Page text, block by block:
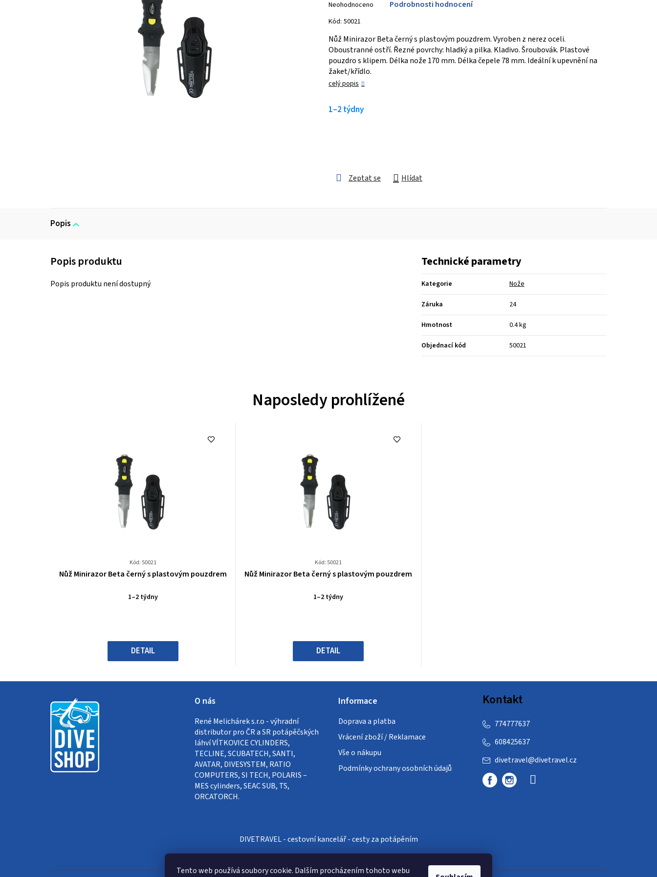
Tento web používá soubory cookie. Dalším procházením tohoto webu
hodnocení
produktu
0,0
z 5
hvězdiček.
Neohodnoceno Podrobnosti hodnocení
Kód: 50021
Nůž Minirazor Beta černý s plastovým pouzdrem. Vyroben z nerez oceli.
Oboustranné ostří. Řezné povrchy: hladký a pilka. Kladivo. Šroubovák. Plastové
pouzdro s klipem. Délka nože 170 mm. Délka čepele 78 mm. Ideální k upevnění na
žaket/křídlo.
celý popis
1–2 týdny
Zeptat se Hlídat
Popis
Popis produktu není dostupný
Technické parametry
Kategorie Nože
Záruka 24
Hmotnost 0.4 kg
Objednací kód 50021
Naposledy prohlížené
Kód: 50021
Průměrné
produktu
hvězdiček.
Nůž Minirazor Beta černý s plastovým pouzdrem
1–2 týdny
DETAIL
Kód: 50021
Průměrné
produktu
hvězdiček.
Nůž Minirazor Beta černý s plastovým pouzdrem
1–2 týdny
DETAIL
O nás
René Melichárek s.r.o - výhradní
distributor pro ČR a SR potápěčských
láhví VÍTKOVICE CYLINDERS,
TECLINE, SCUBATECH, SANTI,
AVATAR, DIVESYSTEM, RATIO
COMPUTERS, SI TECH, POLARIS –
MES cylinders, SEAC SUB, TS,
ORCATORCH.
Informace
Doprava a platba
Vrácení zboží / Reklamace
Vše o nákupu
Podmínky ochrany osobních údajů
Kontakt
divetravel@divetravel.cz
608425637
774777637
DIVETRAVEL - cestovní kancelář - cesty za potápěním